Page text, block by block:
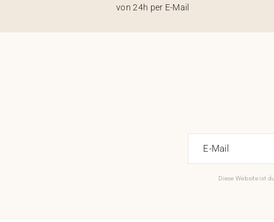
von 24h per E-Mail
E-Mail
Diese Website ist